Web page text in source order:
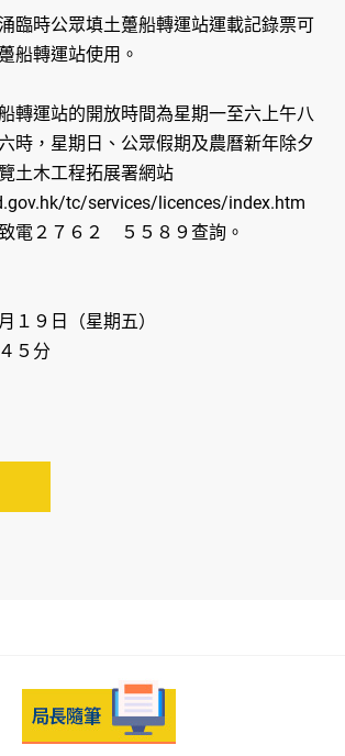
臨時公眾填土躉船轉運站運載記錄票可
船轉運站使用。
轉運站的開放時間為星期一至六上午八
時，星期日、公眾假期及農曆新年除夕
土木工程拓展署網站
tc/services/licences/index.htm
電２７６２ ５５８９查詢。
１９日（星期五）
５分